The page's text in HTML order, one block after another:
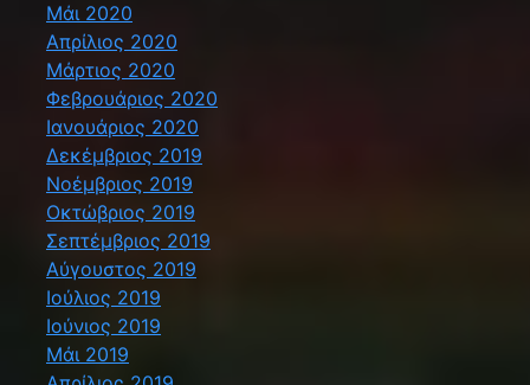
Μάι 2020
Απρίλιος 2020
Μάρτιος 2020
Φεβρουάριος 2020
Ιανουάριος 2020
Δεκέμβριος 2019
Νοέμβριος 2019
Οκτώβριος 2019
Σεπτέμβριος 2019
Αύγουστος 2019
Ιούλιος 2019
Ιούνιος 2019
Μάι 2019